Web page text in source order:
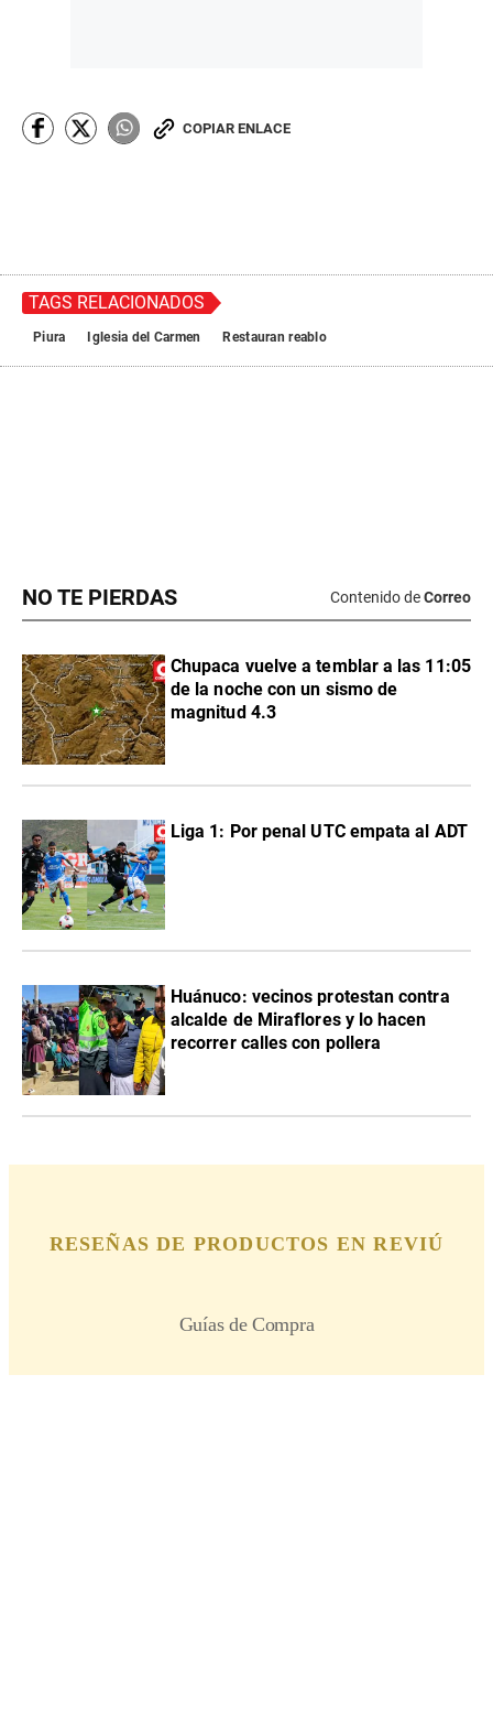
NO TE PIERDAS Contenido deCorreo
Chupaca vuelve a temblar a las 11:05
de la noche con un sismo de
magnitud 4.3
Liga 1: Por penal UTC empata al ADT
Huánuco: vecinos protestan contra
alcalde de Miraflores y lo hacen
recorrer calles con pollera